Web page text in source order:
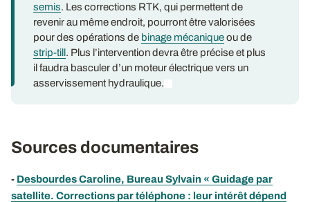
semis. Les corrections RTK, qui permettent de
revenir au même endroit, pourront être valorisées
pour des opérations de binage mécaniqueou de
strip-till. Plus l’intervention devra être précise et plus
il faudra basculer d’un moteur électrique vers un
asservissement hydraulique.
Sources documentaires
- Desbourdes Caroline, Bureau Sylvain « Guidage par
satellite. Corrections par téléphone : leur intérêt dépend